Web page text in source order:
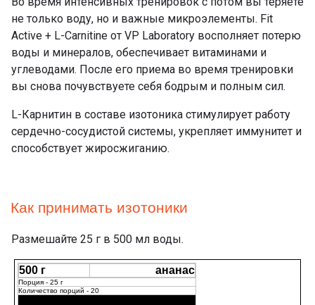
не только воду, но и важные микроэлементы. Fit
Active + L-Carnitine от VP Laboratory восполняет потерю
воды и минералов, обеспечивает витаминами и
углеводами. После его приема во время тренировки
вы снова почувствуете себя бодрым и полным сил.
L-Карнитин в составе изотоника стимулирует работу
сердечно-сосудистой системы, укрепляет иммунитет и
способствует жиросжиганию.
Как принимать изотоники
Размешайте 25 г в 500 мл воды.
500 г ананас
Порция - 25 г
Количество порций - 20